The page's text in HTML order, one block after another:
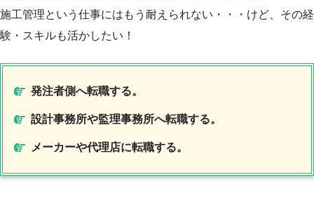
施工管理という仕事にはもう耐えられない・・・けど、その経
験・スキルも活かしたい！
発注者側へ転職する。
設計事務所や監理事務所へ転職する。
メーカーや代理店に転職する。